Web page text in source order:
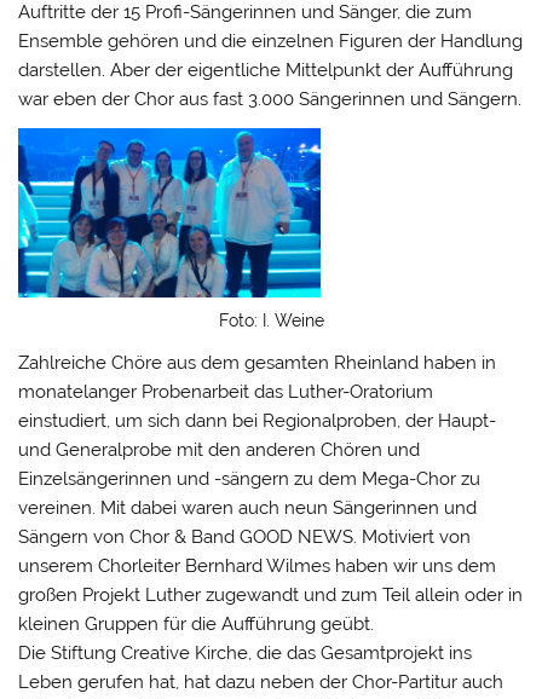
Auftritte der 15 Profi-Sängerinnen und Sänger, die zum
Ensemble gehören und die einzelnen Figuren der Handlung
darstellen. Aber der eigentliche Mittelpunkt der Aufführung
war eben der Chor aus fast 3.000 Sängerinnen und Sängern.
Foto: I. Weine
Zahlreiche Chöre aus dem gesamten Rheinland haben in
monatelanger Probenarbeit das Luther-Oratorium
einstudiert, um sich dann bei Regionalproben, der Haupt-
und Generalprobe mit den anderen Chören und
Einzelsängerinnen und -sängern zu dem Mega-Chor zu
vereinen. Mit dabei waren auch neun Sängerinnen und
Sängern von Chor & Band GOOD NEWS. Motiviert von
unserem Chorleiter Bernhard Wilmes haben wir uns dem
großen Projekt Luther zugewandt und zum Teil allein oder in
kleinen Gruppen für die Aufführung geübt.
Die Stiftung Creative Kirche, die das Gesamtprojekt ins
Leben gerufen hat, hat dazu neben der Chor-Partitur auch